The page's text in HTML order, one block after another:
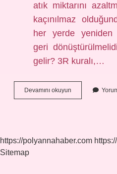
atık miktarını
kaçınılmaz
her yerde yeniden
geri
gelir? 3R kuralı,…
Devamını okuyun
R
https://polyannahaber.com
Sitemap